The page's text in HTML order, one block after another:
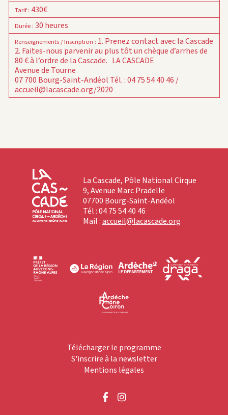
Tarif: 430€
Durée: 30 heures
Renseignements / Inscription : 1. Prenez contact avec la Cascade
2. Faites-nous parvenir au plus tôt un chèque d’arrhes de
80 € à l’ordre de la Cascade. LA CASCADE
Avenue de Tourne
07 700 Bourg-Saint-Andéol Tél. : 04 75 54 40 46 /
accueil@lacascade.org/2020
La Cascade, Pôle National Cirque
9, Avenue Marc Pradelle
07700 Bourg-Saint-Andéol
Tél : 04 75 54 40 46
Mail :accueil@lacascade.org
Télécharger le programme
S'inscrire à la newsletter
Mentions légales